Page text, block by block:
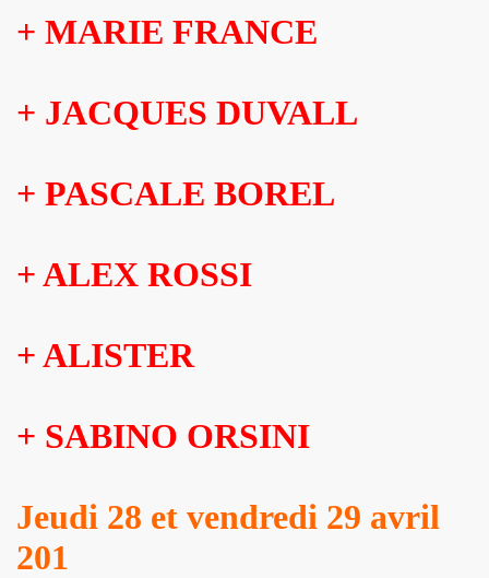
+ MARIE FRANCE
+ JACQUES DUVALL
+ PASCALE BOREL
+ ALEX ROSSI
+ ALISTER
+ SABINO ORSINI
Jeudi 28 et vendredi 29 avril
201
de MARIE FRANCE (realise et compose par
dans "ROCKFOLKsvp" (novembre 2019), par
textes de PATRICK LOISEAU, produit par RENAUD) de
concert le 27 juin 2019 a la Maroquinerie (Paris) :
ses trois premiers concerts, les 29 mars + 4 et 5 avril